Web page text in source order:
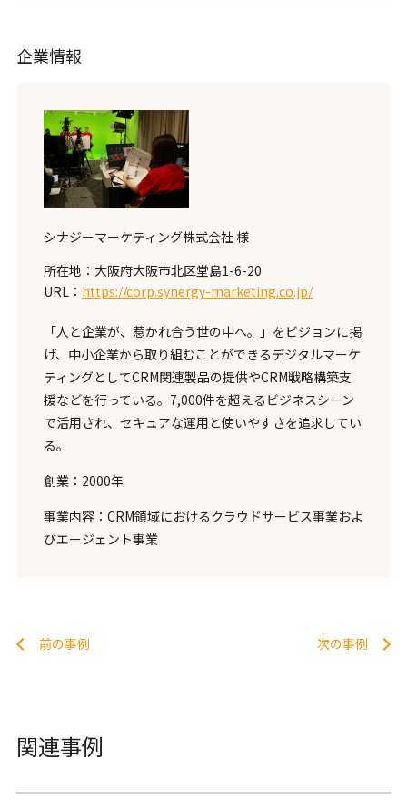
企業情報
シナジーマーケティング株式会社 様
所在地：大阪府大阪市北区堂島1-6-20
URL： https://corp.synergy-marketing.co.jp/
「人と企業が、惹かれ合う世の中へ。」をビジョンに掲
げ、中小企業から取り組むことができるデジタルマーケ
ティングとしてCRM関連製品の提供やCRM戦略構築支
援などを行っている。7,000件を超えるビジネスシーン
で活用され、セキュアな運用と使いやすさを追求してい
る。
創業：2000年
事業内容：CRM領域におけるクラウドサービス事業およ
びエージェント事業
前の事例 次の事例
関連事例